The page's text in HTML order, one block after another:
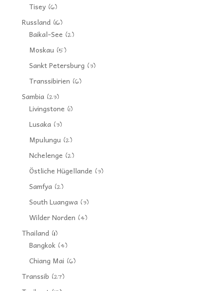
Tisey(6)
Russland(16)
Baikal-See (2)
Moskau(5)
Sankt Petersburg (3)
Transsibirien (6)
Sambia(23)
Livingstone (1)
Lusaka(3)
Mpulungu(2)
Nchelenge (2)
Östliche Hügellande (3)
Samfya(2)
South Luangwa(3)
Wilder Norden (4)
Thailand(11)
Bangkok(4)
Chiang Mai (6)
Transsib (27)